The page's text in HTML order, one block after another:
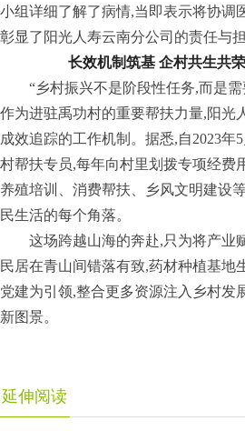
小组详细了解了病情,当即表示将协调
彰显了阳光人寿云南分公司的责任与担
长效机制筑基 企村共生共荣
“乡村振兴不是阶段性任务,而是
作为进驻禹功村的重要帮扶力量,阳光
成效追踪的工作机制。据悉,自2023
村帮扶专员,每年向村里划拨专项经费
养殖培训、消费帮扶、乡风文明建设
民生活的每个角落。
这场跨越山海的奔赴,只为将产业
民居在青山间错落有致,药材种植基
党建为引领,整合更多资源注入乡村发
新图景。
延伸阅读